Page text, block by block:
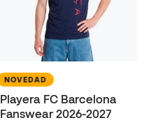
NOVEDAD
Playera FC Barcelona
Fanswear 2026-2027